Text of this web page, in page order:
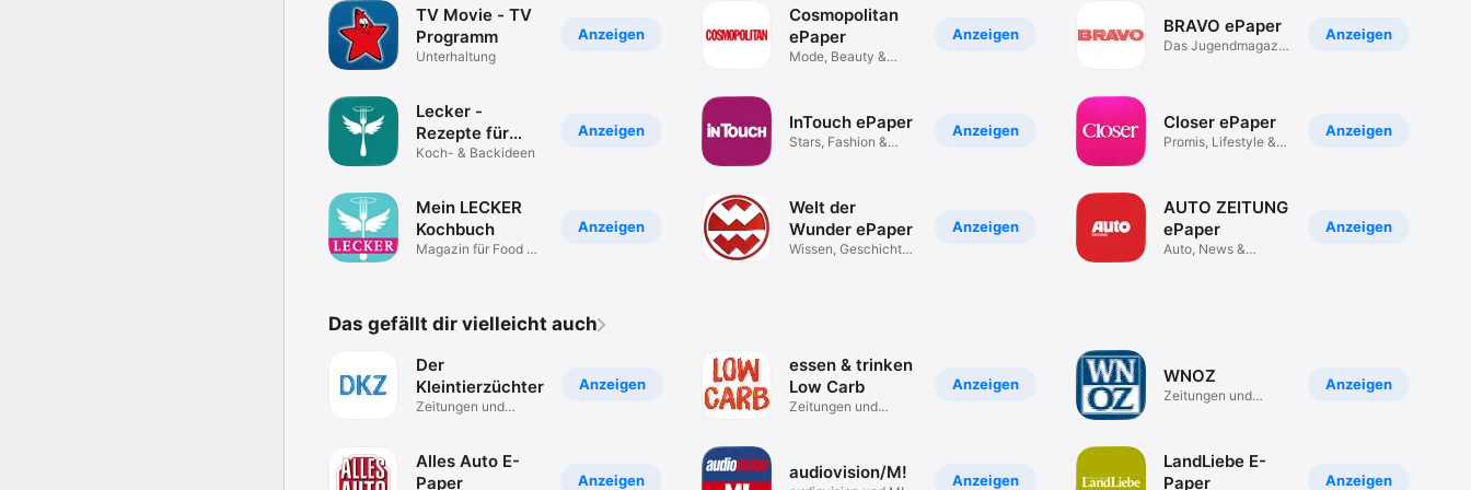
Anzeigen
TV Movie - TV
Programm
Unterhaltung
Anzeigen
Lecker -
Rezepte für
jeden Tag
Koch- & Backideen
Anzeigen
Mein LECKER
Kochbuch
Magazin für Food &
Anzeigen
Cosmopolitan
ePaper
Mode, Beauty &
Anzeigen
InTouch ePaper
Stars, Fashion &
Anzeigen
Welt der
Wunder ePaper
Wissen, Geschichte
Anzeigen
BRAVO ePaper
Das Jugendmagazin
Anzeigen
Closer ePaper
Promis, Lifestyle &
Anzeigen
AUTO ZEITUNG
ePaper
Auto, News &
Das gefällt dir vielleicht auch
Anzeigen
Der
Kleintierzüchter
Zeitungen und
Anzeigen
Alles Auto E-
Paper
Anzeigen
essen & trinken
Low Carb
Zeitungen und
Anzeigen
audiovision/M!
Anzeigen
WNOZ
Zeitungen und
Anzeigen
LandLiebe E-
Paper